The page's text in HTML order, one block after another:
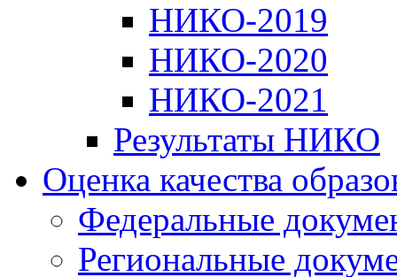
НИКО-2019
НИКО-2020
НИКО-2021
Результаты НИКО
Оценка качества
Федеральные
Региональные